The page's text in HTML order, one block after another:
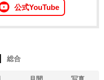
公式YouTube
総合